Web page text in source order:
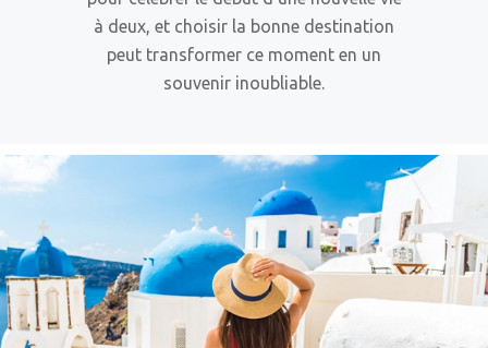
à deux, et choisir la bonne destination
peut transformer ce moment en un
souvenir inoubliable.